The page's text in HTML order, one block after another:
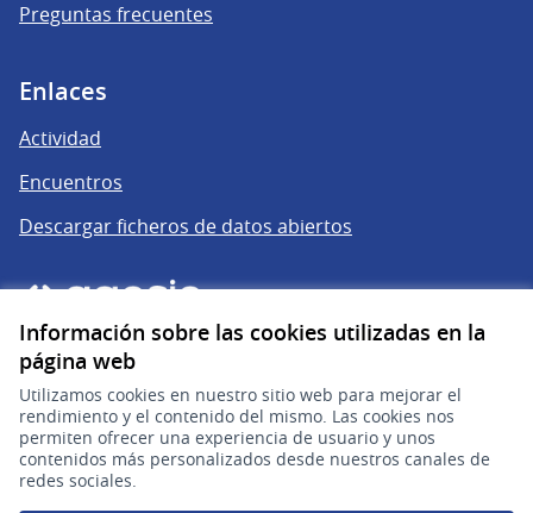
Información sobre las cookies utilizadas en la
página web
Utilizamos cookies en nuestro sitio web para mejorar el
rendimiento y el contenido del mismo. Las cookies nos
permiten ofrecer una experiencia de usuario y unos
contenidos más personalizados desde nuestros canales de
redes sociales.
Preguntas frecuentes
Enlaces
Actividad
Encuentros
Descargar ficheros de datos abiertos
gub.uy
(Enlace externo)